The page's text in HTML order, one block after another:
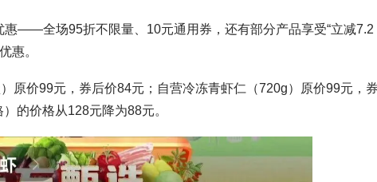
——全场95折不限量、10元通用券，还有部分产品享受“立减7.2
惠。
原价99元，券后价84元；自营冷冻青虾仁（720g）原价99元，
的价格从128元降为88元。